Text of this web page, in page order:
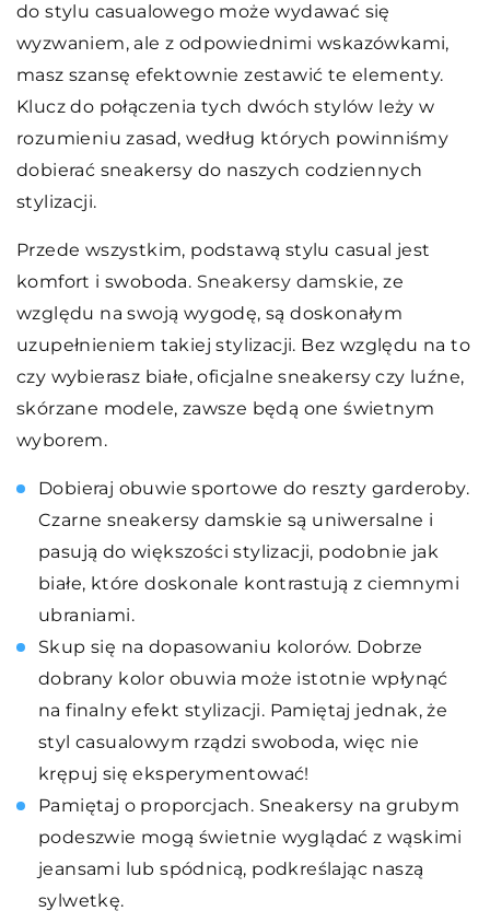
do stylu casualowego może wydawać się
wyzwaniem, ale z odpowiednimi wskazówkami,
masz szansę efektownie zestawić te elementy.
Klucz do połączenia tych dwóch stylów leży w
rozumieniu zasad, według których powinniśmy
dobierać sneakersy do naszych codziennych
stylizacji.
Przede wszystkim, podstawą stylu casual jest
komfort i swoboda. Sneakersy damskie, ze
względu na swoją wygodę, są doskonałym
uzupełnieniem takiej stylizacji. Bez względu na to
czy wybierasz białe, oficjalne sneakersy czy luźne,
skórzane modele, zawsze będą one świetnym
wyborem.
Dobieraj obuwie sportowe do reszty garderoby.
Czarne sneakersy damskie są uniwersalne i
pasują do większości stylizacji, podobnie jak
białe, które doskonale kontrastują z ciemnymi
ubraniami.
Skup się na dopasowaniu kolorów. Dobrze
dobrany kolor obuwia może istotnie wpłynąć
na finalny efekt stylizacji. Pamiętaj jednak, że
styl casualowym rządzi swoboda, więc nie
krępuj się eksperymentować!
Pamiętaj o proporcjach. Sneakersy na grubym
podeszwie mogą świetnie wyglądać z wąskimi
jeansami lub spódnicą, podkreślając naszą
sylwetkę.